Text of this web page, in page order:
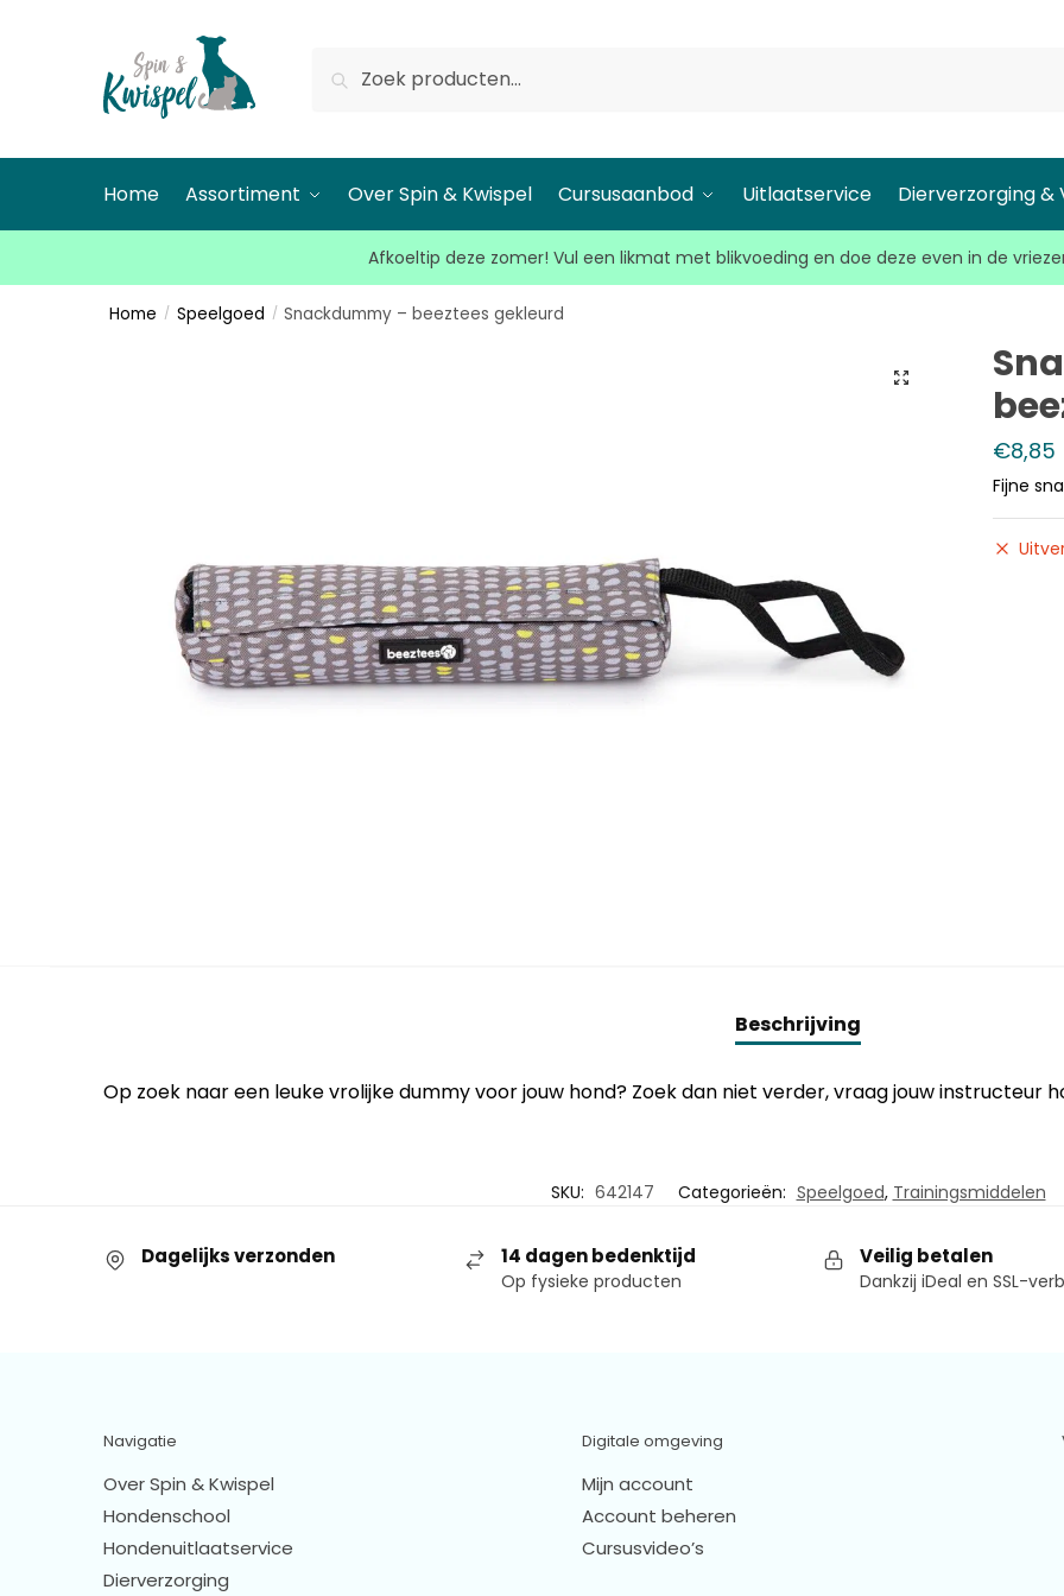
Home Assortiment Over Spin & Kwispel Cursusaanbod Uitlaatservice Dierverzorging &
Afkoeltip deze zomer! Vul een likmat met blikvoeding en doe deze even in de
Home / Speelgoed / Snackdummy – beeztees gekleurd
€8,85
Fijne
Beschrijving
Op zoek naar een leuke vrolijke dummy voor jouw hond? Zoek dan niet verder, vraag jouw instructeur
SKU: 642147 Categorieën: Speelgoed, Trainingsmiddelen
Dagelijks verzonden 14 dagen bedenktijd
Op fysieke producten
Veilig betalen
Dankzij iDeal en SSL-
Navigatie
Over Spin & Kwispel
Hondenschool
Hondenuitlaatservice
Dierverzorging
Digitale omgeving
Mijn account
Account beheren
Cursusvideo’s